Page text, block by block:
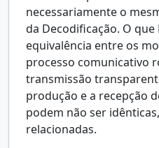
necessariamente o
da Decodificação. O
equivalência entre os
processo comunicativo
transmissão
produção e a recepção
podem não ser
relacionadas.